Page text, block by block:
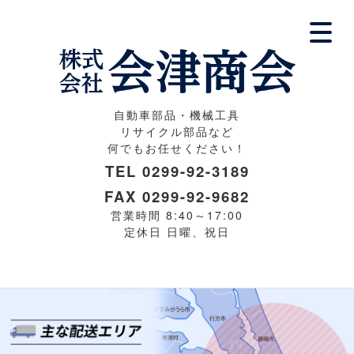
自動車部品・機械工具
リサイクル部品など
何でもお任せください！
TEL 0299-92-3189
FAX 0299-92-9682
営業時間 8:40～17:00
定休日 日曜、祝日